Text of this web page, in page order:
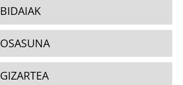
BIDAIAK
OSASUNA
GIZARTEA